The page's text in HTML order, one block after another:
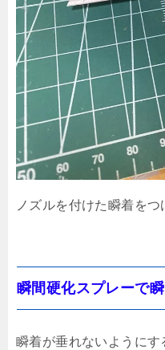
ノズルを付けた瞬着をつ
瞬間硬化スプレーで
瞬着が垂れないようにす